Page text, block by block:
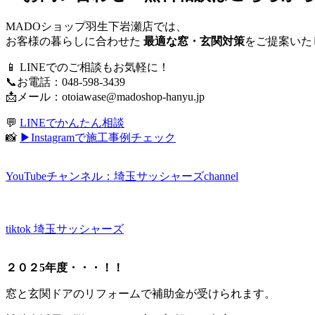
MADOショップ羽生下岩瀬店では、
お客様の暮らしに合わせた 最適な窓・玄関対策をご提案いた
📱 LINEでのご相談もお気軽に！
📞お電話：048-598-3439
📩メール： otoiawase@madoshop-hanyu.jp
💬 LINEでかんたん相談
📸 ▶Instagramで施工事例チェック
YouTubeチャンネル：埼玉サッシャーズchannel
tiktok 埼玉サッシャーズ
２０２5年度・・・！！
窓と玄関ドアのリフォームで補助金が受けられます。